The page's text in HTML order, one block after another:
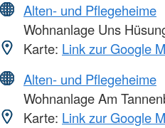
Alten- und Pflegeheime
Wohnanlage Uns
Karte: Link zur Google
Alten- und Pflegeheime
Wohnanlage Am
Karte: Link zur Google